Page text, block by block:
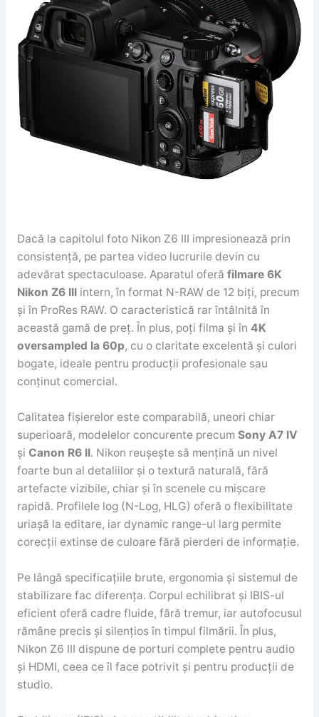
Dacă la capitolul foto Nikon Z6 III impresionează prin
consistență, pe partea video lucrurile devin cu
adevărat spectaculoase. Aparatul oferă filmare 6K
Nikon Z6 IIIintern, în format N-RAW de 12 biți, precum
și în ProRes RAW. O caracteristică rar întâlnită în
această gamă de preț. În plus, poți filma și în 4K
oversampled la 60p, cu o claritate excelentă și culori
bogate, ideale pentru producții profesionale sau
conținut comercial.
Calitatea fișierelor este comparabilă, uneori chiar
superioară, modelelor concurente precum Sony A7 IV
și Canon R6 II. Nikon reușește să mențină un nivel
foarte bun al detaliilor și o textură naturală, fără
artefacte vizibile, chiar și în scenele cu mișcare
rapidă. Profilele log (N-Log, HLG) oferă o flexibilitate
uriașă la editare, iar dynamic range-ul larg permite
corecții extinse de culoare fără pierderi de informație.
Pe lângă specificațiile brute, ergonomia și sistemul de
stabilizare fac diferența. Corpul echilibrat și IBIS-ul
eficient oferă cadre fluide, fără tremur, iar autofocusul
rămâne precis și silențios în timpul filmării. În plus,
Nikon Z6 III dispune de porturi complete pentru audio
și HDMI, ceea ce îl face potrivit și pentru producții de
studio.